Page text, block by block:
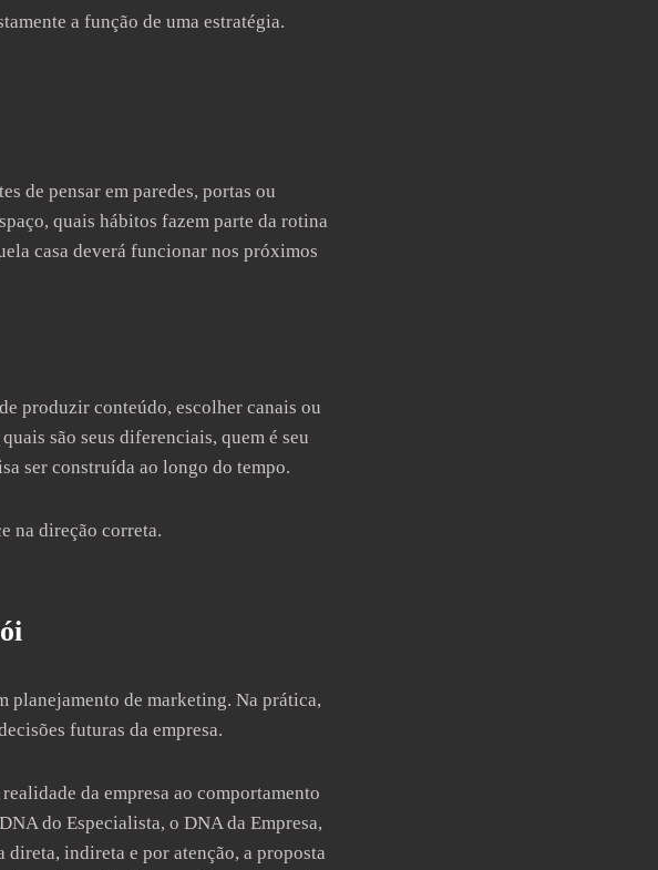
a função de uma estratégia.
de pensar em paredes, portas ou
quais hábitos fazem parte da rotina
casa deverá funcionar nos próximos
produzir conteúdo, escolher canais ou
são seus diferenciais, quem é seu
ser construída ao longo do tempo.
na direção correta.
planejamento de marketing. Na prática,
futuras da empresa.
da empresa ao comportamento
do Especialista, o DNA da Empresa,
indireta e por atenção, a proposta